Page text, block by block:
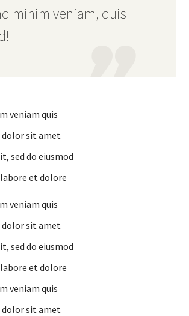
minim veniam, quis
veniam quis
dolor sit amet
sed do eiusmod
et dolore
veniam quis
dolor sit amet
sed do eiusmod
et dolore
veniam quis
dolor sit amet